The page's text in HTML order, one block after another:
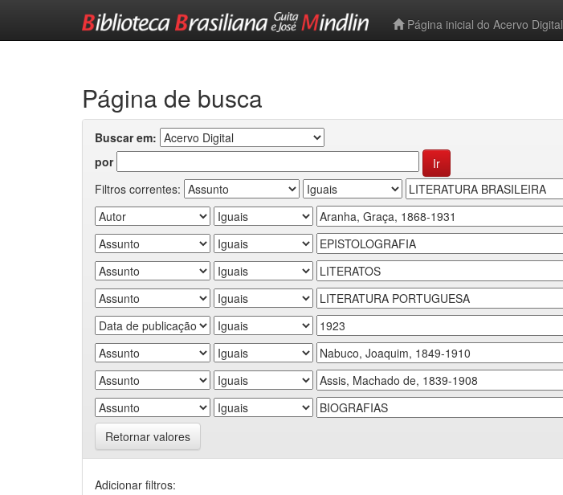
Página inicial do Acervo Digital
Página de busca
Buscar em:
por
Filtros correntes:
Retornar valores
Adicionar filtros: